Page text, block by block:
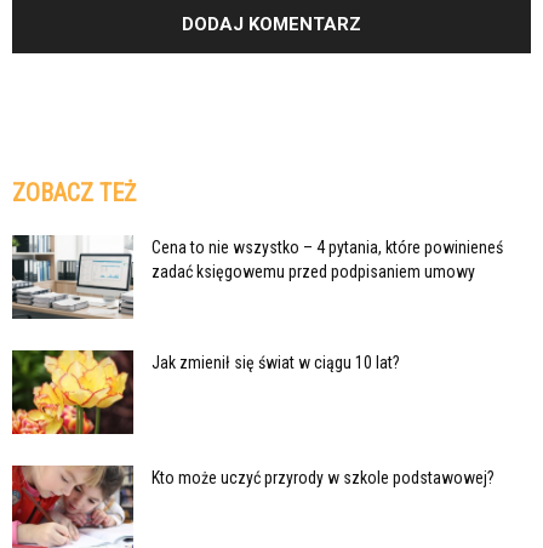
ZOBACZ TEŻ
Cena to nie wszystko – 4 pytania, które powinieneś
zadać księgowemu przed podpisaniem umowy
Jak zmienił się świat w ciągu 10 lat?
Kto może uczyć przyrody w szkole podstawowej?